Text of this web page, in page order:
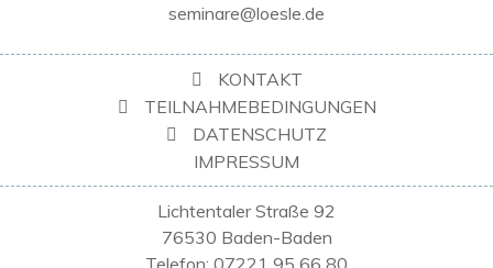
seminare@loesle.de
KONTAKT
TEILNAHMEBEDINGUNGEN
DATENSCHUTZ
IMPRESSUM
Lichtentaler Straße 92
76530 Baden-Baden
Telefon: 07221 95 66 80